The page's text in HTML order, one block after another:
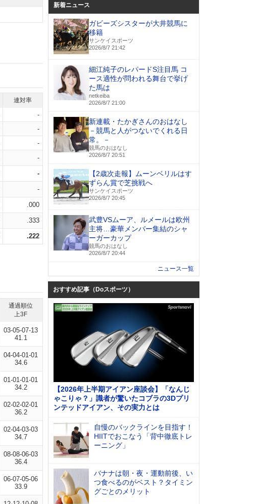
連対率
-
-
-
-
-
-
.000
.333
.222
通過順位
上3F
03-05-07-13
41.1
04-04-01-01
34.6
01-01-01-01
34.2
02-02-02-01
36.2
02-04-03-03
34.7
08-08-06-03
36.4
06-07-05-06
33.9
新着ニュース
ガビーズシスターが大井競馬に
移籍
サンケイスポーツ
2026/8/7 21:42
細江純子のレパードS注目馬 コ
ース適性が問われる舞台で挙げ
た馬は
netkeiba
2026/8/7 21:00
新連載・たかぎさんのおはなし
－競馬と人がつないでくれる日
常。－
競馬のおはなし
2026/8/7 20:51
【2歳次走報】ムーンベリルはす
ずらん賞で芝挑戦へ
サンケイスポーツ
2026/8/7 20:45
武豊VSムーア、ルメールは欧州
主将…豪華メンバー集結のシャ
ーガーカップ
競馬のおはなし
2026/8/7 20:44
ニュース一覧
おすすめ記事（Doスポーツ）
【2026年上半期アイアン座談会】「なんじ
ゃこりゃ？」識者が驚いたコブラの3Dプリ
ンテッドアイアン、その実力とは
自慢のバックラインを目指す！
HIITでおこなう「背中徹底トレ
ーニング」
バナナは朝・夜・運動前後、い
つ食べるのがベスト？タイミン
グごとのメリット